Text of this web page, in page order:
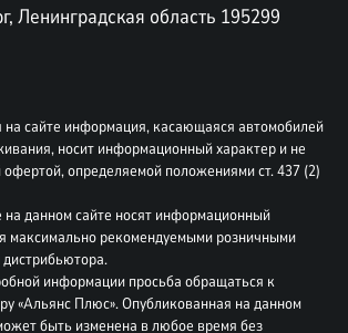
Ленинградская область 195299
на сайте информация, касающаяся автомобилей
носит информационный характер и не
офертой, определяемой положениями ст. 437 (2)
данном сайте носят информационный
максимально рекомендуемыми розничными
информации просьба обращаться к
«Альянс Плюс». Опубликованная на данном
быть изменена в любое время без